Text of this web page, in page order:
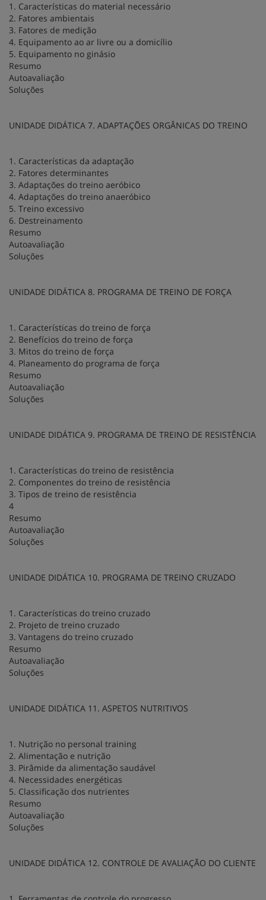
1. Características do material necessário
2. Fatores ambientais
3. Fatores de medição
4. Equipamento ao ar livre ou a domicílio
5. Equipamento no ginásio
Resumo
Autoavaliação
Soluções
UNIDADE DIDÁTICA 7. ADAPTAÇÕES ORGÂNICAS DO TREINO
1. Características da adaptação
2. Fatores determinantes
3. Adaptações do treino aeróbico
4. Adaptações do treino anaeróbico
5. Treino excessivo
6. Destreinamento
Resumo
Autoavaliação
Soluções
UNIDADE DIDÁTICA 8. PROGRAMA DE TREINO DE FORÇA
1. Características do treino de força
2. Benefícios do treino de força
3. Mitos do treino de força
4. Planeamento do programa de força
Resumo
Autoavaliação
Soluções
UNIDADE DIDÁTICA 9. PROGRAMA DE TREINO DE RESISTÊNCIA
1. Características do treino de resistência
2. Componentes do treino de resistência
3. Tipos de treino de resistência
4
Resumo
Autoavaliação
Soluções
UNIDADE DIDÁTICA 10. PROGRAMA DE TREINO CRUZADO
1. Características do treino cruzado
2. Projeto de treino cruzado
3. Vantagens do treino cruzado
Resumo
Autoavaliação
Soluções
UNIDADE DIDÁTICA 11. ASPETOS NUTRITIVOS
1. Nutrição no personal training
2. Alimentação e nutrição
3. Pirâmide da alimentação saudável
4. Necessidades energéticas
5. Classificação dos nutrientes
Resumo
Autoavaliação
Soluções
UNIDADE DIDÁTICA 12. CONTROLE DE AVALIAÇÃO DO CLIENTE